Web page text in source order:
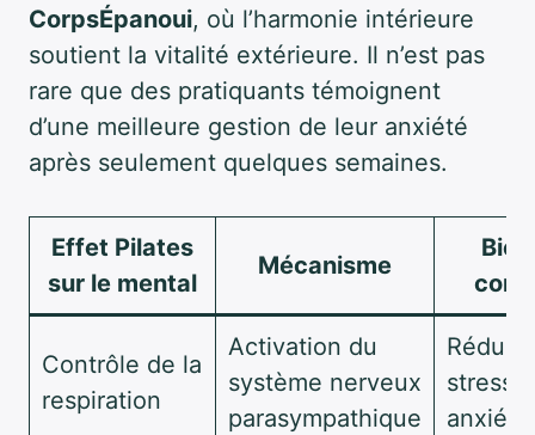
CorpsÉpanoui, où l’harmonie intérieure
soutient la vitalité extérieure. Il n’est pas
rare que des pratiquants témoignent
d’une meilleure gestion de leur anxiété
après seulement quelques semaines.
Effet Pilates
sur le mental
Mécanisme
Contrôle de la
respiration
Activation du
système nerveux
parasympathique
stress
anxiété